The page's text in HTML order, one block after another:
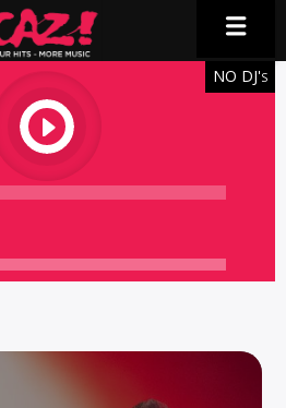
play
NO DJ'S